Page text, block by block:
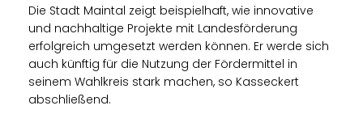
Die Stadt Maintal zeigt beispielhaft, wie innovative
und nachhaltige Projekte mit Landesförderung
erfolgreich umgesetzt werden können. Er werde sich
auch künftig für die Nutzung der Fördermittel in
seinem Wahlkreis stark machen, so Kasseckert
abschließend.